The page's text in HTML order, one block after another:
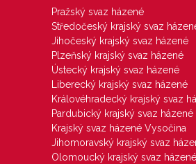
Pražský svaz házené
Středočeský krajský svaz
Jihočeský krajský svaz házené
Plzeňský krajský svaz házené
Ústecký krajský svaz házené
Liberecký krajský svaz házené
Královéhradecký krajský svaz
Pardubický krajský svaz házené
Krajský svaz házené Vysočina
Jihomoravský krajský svaz
Olomoucký krajský svaz házené